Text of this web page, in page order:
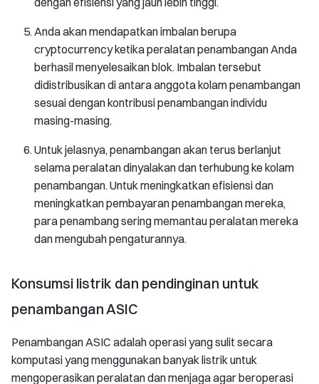
Anda akan mendapatkan imbalan berupa
cryptocurrency ketika peralatan penambangan Anda
berhasil menyelesaikan blok. Imbalan tersebut
didistribusikan di antara anggota kolam penambangan
sesuai dengan kontribusi penambangan individu
masing-masing.
Untuk jelasnya, penambangan akan terus berlanjut
selama peralatan dinyalakan dan terhubung ke kolam
penambangan. Untuk meningkatkan efisiensi dan
meningkatkan pembayaran penambangan mereka,
para penambang sering memantau peralatan mereka
dan mengubah pengaturannya.
Konsumsi listrik dan pendinginan untuk
penambangan ASIC
Penambangan ASIC adalah operasi yang sulit secara
komputasi yang menggunakan banyak listrik untuk
mengoperasikan peralatan dan menjaga agar beroperasi